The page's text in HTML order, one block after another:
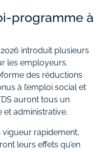
programme à
introduit plusieurs
les employeurs.
des réductions
à l’emploi social et
auront tous un
et administrative.
vigueur rapidement,
leurs effets qu’en